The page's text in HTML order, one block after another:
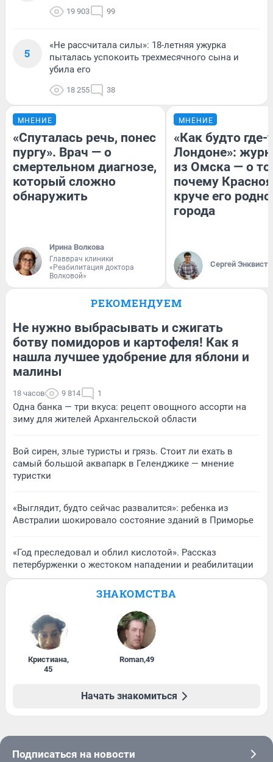
19 903 99
5
«Не рассчитала силы»: 18-летняя ужурка
пыталась успокоить трехмесячного сына и
убила его
18 255 38
МНЕНИЕ
«Спуталась речь, понес
пургу». Врач — о
смертельном диагнозе,
который сложно
обнаружить
Ирина Волкова
Главврач клиники
«Реабилитация доктора
Волковой»
МНЕНИЕ
«Как будто где-
Лондоне»:
из Омска — о
почему
круче его
города
Сергей Энквист
РЕКОМЕНДУЕМ
Не нужно выбрасывать и сжигать
ботву помидоров и картофеля! Как я
нашла лучшее удобрение для яблони и
малины
18 часов 9 814 1
Одна банка — три вкуса: рецепт овощного ассорти на
зиму для жителей Архангельской области
Вой сирен, злые туристы и грязь. Стоит ли ехать в
самый большой аквапарк в Геленджике — мнение
туристки
«Выглядит, будто сейчас развалится»: ребенка из
Австралии шокировало состояние зданий в Приморье
«Год преследовал и облил кислотой». Рассказ
петербурженки о жестоком нападении и реабилитации
ЗНАКОМСТВА
Кристиана,
45
Roman,49
Начать знакомиться
Подписаться на новости